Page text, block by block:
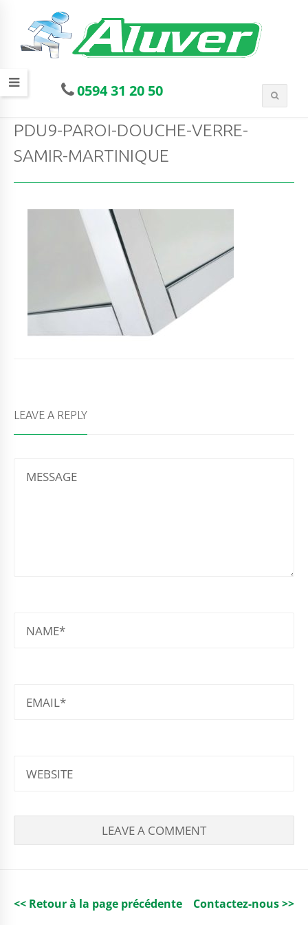
0594 31 20 50
PDU9-PAROI-DOUCHE-VERRE-
SAMIR-MARTINIQUE
LEAVE A REPLY
<< Retour à la page précédente Contactez-nous >>